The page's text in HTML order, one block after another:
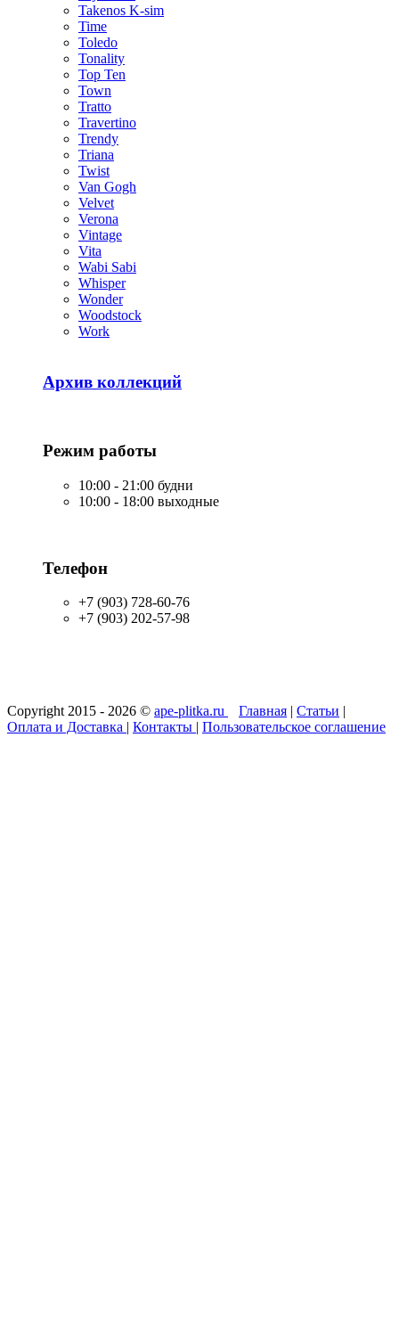
Takenos K-sim
Time
Toledo
Tonality
Top Ten
Town
Tratto
Travertino
Trendy
Triana
Twist
Van Gogh
Velvet
Verona
Vintage
Vita
Wabi Sabi
Whisper
Wonder
Woodstock
Work
Архив коллекций
Режим работы
10:00 - 21:00 будни
10:00 - 18:00 выходные
Телефон
+7 (903) 728-60-76
+7 (903) 202-57-98
Copyright 2015 - 2026 © ape-plitka.ru Главная | Статьи |
Оплата и Доставка | Контакты | Пользовательское соглашение